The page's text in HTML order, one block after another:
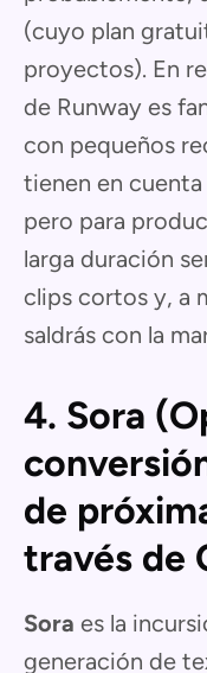
(cuyo plan
proyectos). En
de Runway es
con pequeños
tienen en cuenta
pero para
larga duración
clips cortos y, a
saldrás con la
4. Sora
de
través de
Sora es la
generación de